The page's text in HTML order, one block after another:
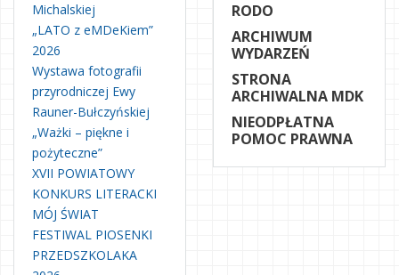
Michalskiej
„LATO z eMDeKiem”
2026
Wystawa fotografii
przyrodniczej Ewy
Rauner-Bułczyńskiej
„Ważki – piękne i
pożyteczne”
XVII POWIATOWY
KONKURS LITERACKI
MÓJ ŚWIAT
FESTIWAL PIOSENKI
PRZEDSZKOLAKA
RODO
ARCHIWUM
WYDARZEŃ
STRONA
ARCHIWALNA MDK
NIEODPŁATNA
POMOC PRAWNA